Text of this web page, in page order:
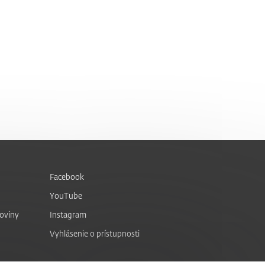
Facebook
YouTube
Instagram
Vyhlásenie o prístupnosti